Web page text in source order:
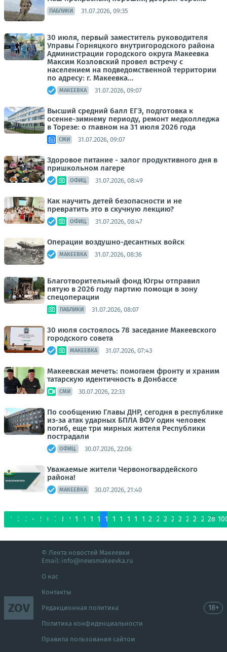
ПАБЛИКИ 31.07.2026, 09:35
30 июля, первый заместитель руководителя
Управы Горняцкого внутригородского района
Администрации городского округа Макеевка
Максим Козловский провел встречу с
населением на подведомственной территории
по адресу: г. Макеевка...
МАКЕЕВКА 31.07.2026, 09:07
Высший средний балл ЕГЭ, подготовка к
осенне-зимнему периоду, ремонт медколледжа
в Торезе: о главном на 31 июля 2026 года
СМИ 31.07.2026, 09:07
Здоровое питание - залог продуктивного дня в
пришкольном лагере
ОФИЦ. 31.07.2026, 08:49
Как научить детей безопасности и не
превратить это в скучную лекцию?
ОФИЦ. 31.07.2026, 08:47
Операции воздушно-десантных войск
МАКЕЕВКА 31.07.2026, 08:36
Благотворительный фонд Югры отправил
пятую в 2026 году партию помощи в зону
спецоперации
ПАБЛИКИ 31.07.2026, 08:07
30 июля состоялось 78 заседание Макеевского
городского совета
МАКЕЕВКА 31.07.2026, 07:43
Макеевская мечеть: помогаем фронту и храним
татарскую идентичность в Донбассе
СМИ 30.07.2026, 22:33
По сообщению Главы ДНР, сегодня в республике
из-за атак ударных БПЛА ВФУ один человек
погиб, еще три мирных жителя Республики
пострадали
ОФИЦ. 30.07.2026, 22:06
Уважаемые жители Червоногвардейского
района!
МАКЕЕВКА 30.07.2026, 21:40
1 2 3 4 5 6 7 8 9 10 11 12 13 14 15 16 17 18 19 20 21 22 23 24 25 26 27 28
...
ZOV
© Лента новостей Макеевки
Email: info@newsmakeevka.ru
О нас
Контакты
Редакционная политика
Политика конфиденциальности
Правила пользования сайтом
18+